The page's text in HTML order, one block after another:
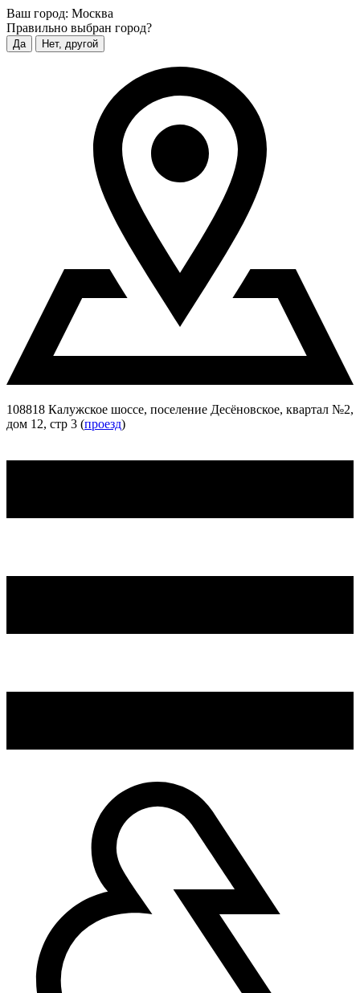
Ваш город: Москва
Правильно выбран город?
Да Нет, другой
108818 Калужское шоссе, поселение Десёновское, квартал №2,
дом 12, стр 3 (проезд)